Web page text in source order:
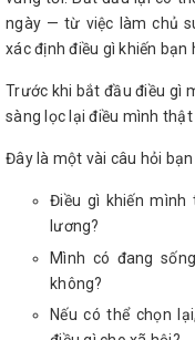
ngày — từ việc làm chủ
xác định điều gì khiến
Trước khi bắt đầu điều gì
sàng lọc lại điều mình thật
Đây là một vài câu hỏi
Điều gì khiến mình
lương?
Mình có đang
không?
Nếu có thể chọn